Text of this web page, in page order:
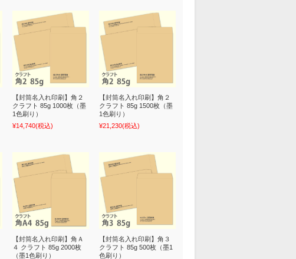
【封筒名入れ印刷】角２
クラフト 85g 1000枚（墨
1色刷り）
¥14,740(税込)
【封筒名入れ印刷】角２
クラフト 85g 1500枚（墨
1色刷り）
¥21,230(税込)
【封筒名入れ印刷】角Ａ
４ クラフト 85g 2000枚
（墨1色刷り）
【封筒名入れ印刷】角３
クラフト 85g 500枚（墨1
色刷り）